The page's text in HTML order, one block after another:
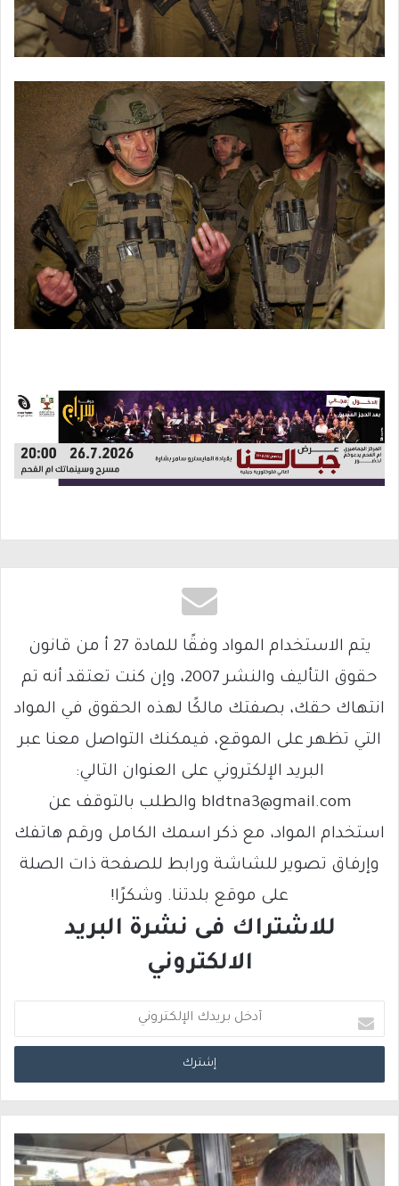
يتم الاستخدام المواد وفقًا للمادة 27 أ من قانون
حقوق التأليف والنشر 2007، وإن كنت تعتقد أنه تم
انتهاك حقك، بصفتك مالكًا لهذه الحقوق في المواد
التي تظهر على الموقع، فيمكنك التواصل معنا عبر
البريد الإلكتروني على العنوان التالي:
bldtna3@gmail.com والطلب بالتوقف عن
استخدام المواد، مع ذكر اسمك الكامل ورقم هاتفك
وإرفاق تصوير للشاشة ورابط للصفحة ذات الصلة
على موقع بلدتنا. وشكرًا!
للاشتراك فى نشرة البريد
الالكتروني
د
خ